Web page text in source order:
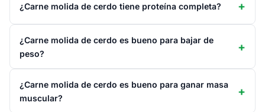
¿Carne molida de cerdo tiene proteína completa?
¿Carne molida de cerdo es bueno para bajar de
peso?
¿Carne molida de cerdo es bueno para ganar masa
muscular?